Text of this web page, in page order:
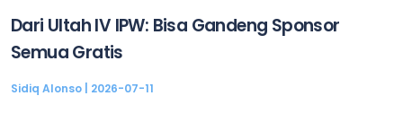
Dari Ultah IV IPW: Bisa Gandeng Sponsor
Semua Gratis
Sidiq Alonso 2026-07-11